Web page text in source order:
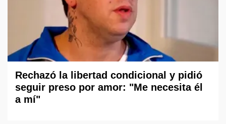
Rechazó la libertad condicional y pidió
seguir preso por amor: "Me necesita él
a mí"